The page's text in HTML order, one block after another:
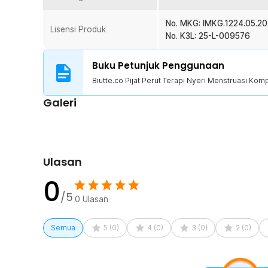
digunakan untuk meredakan nyeri haid, kram perut,
pasca melahirkan (postpartum).
Kelengkapan Produk
Rincian yang Anda dapatkan untuk pembelian produk
1 x Biutte.co Pijat Perut Terapi Nyeri Menstruasi
1 x Kabel USB Type C
Lisensi Produk
No. MKG:
No. K3L: 25-L-009576
Buku Petunjuk Penggunaan
Biutte.co Pijat Perut Terapi Nyeri Menstruasi
Galeri
Ulasan
0/5 0 Ulasan
Semua 5 (0) 4 (0) 3 (0) 2 (0)